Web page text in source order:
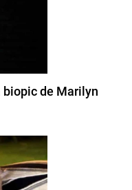
biopic de Marilyn